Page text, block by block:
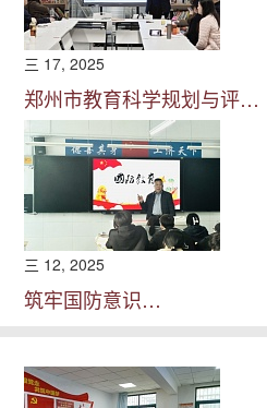
三 17, 2025
郑州市教育科学规划与评…
三 12, 2025
筑牢国防意识…